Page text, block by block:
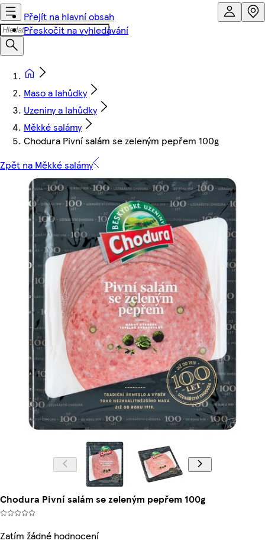
Přejít na hlavní obsah
Přeskočit na vyhledávání
Maso a lahůdky
Uzeniny a lahůdky
Měkké salámy
Chodura Pivní salám se zeleným pepřem 100g
Zpět na Měkké salámy
Chodura Pivní salám se zeleným pepřem 100g
Zatím žádné hodnocení